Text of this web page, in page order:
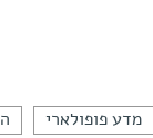
מדע פופולארי